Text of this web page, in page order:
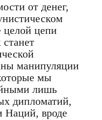
от денег,
целой цепи
манипуляции
мы
лишь
дипломатий,
Наций, вроде